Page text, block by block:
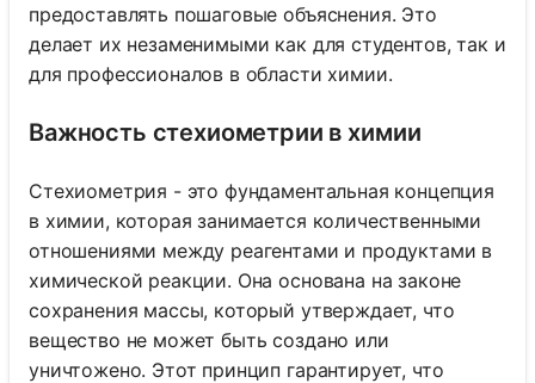
предоставлять пошаговые объяснения. Это
делает их незаменимыми как для студентов, так и
для профессионалов в области химии.
Важность стехиометрии в химии
Стехиометрия - это фундаментальная концепция
в химии, которая занимается количественными
отношениями между реагентами и продуктами в
химической реакции. Она основана на законе
сохранения массы, который утверждает, что
вещество не может быть создано или
уничтожено. Этот принцип гарантирует, что